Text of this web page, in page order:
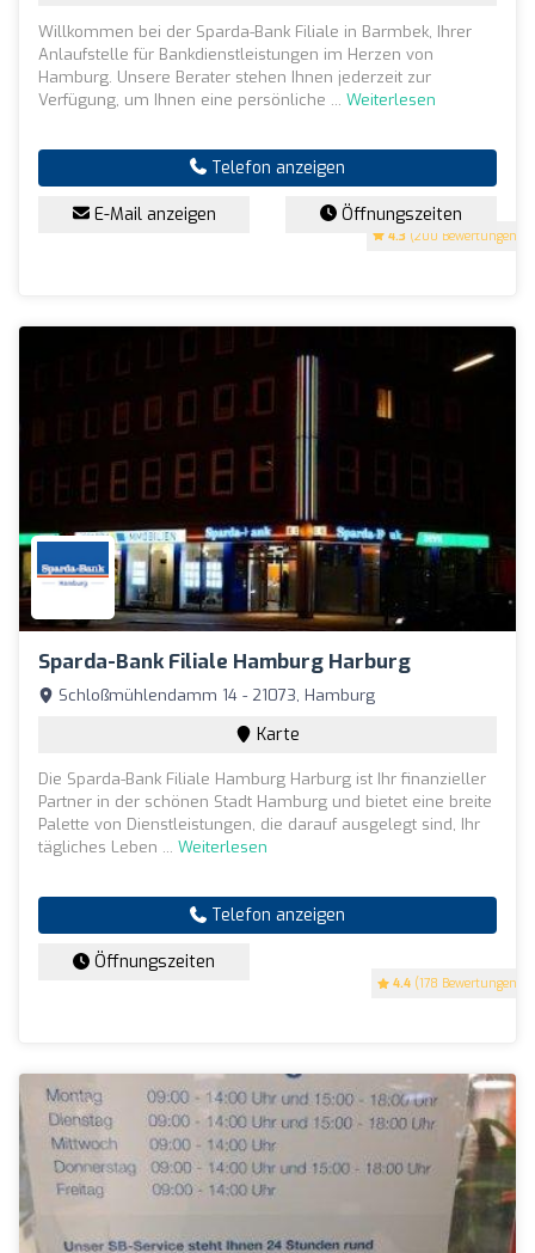
4.3 (200 Bewertungen)
Willkommen bei der Sparda-Bank Filiale in Barmbek, Ihrer
Anlaufstelle für Bankdienstleistungen im Herzen von
Hamburg. Unsere Berater stehen Ihnen jederzeit zur
Verfügung, um Ihnen eine persönliche ... Weiterlesen
Telefon anzeigen
E-Mail anzeigen Öffnungszeiten
Sparda-Bank Filiale Hamburg Harburg
4.4 (178 Bewertungen)
Schloßmühlendamm 14 - 21073, Hamburg
Karte
Die Sparda-Bank Filiale Hamburg Harburg ist Ihr finanzieller
Partner in der schönen Stadt Hamburg und bietet eine breite
Palette von Dienstleistungen, die darauf ausgelegt sind, Ihr
tägliches Leben ... Weiterlesen
Telefon anzeigen
Öffnungszeiten